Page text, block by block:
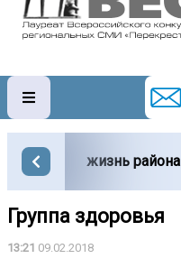
жизнь района
Группа здоровья
13:21 09.02.2018